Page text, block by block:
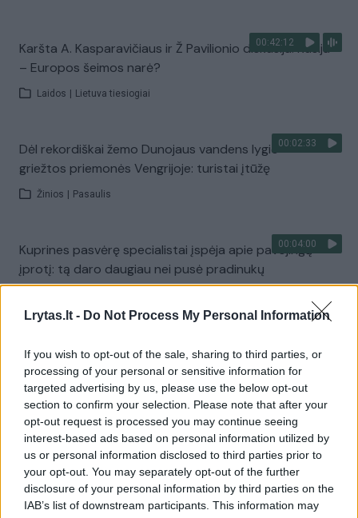
Lrytas.lt - Do Not Process My Personal Information
If you wish to opt-out of the sale, sharing to third parties, or
processing of your personal or sensitive information for
targeted advertising by us, please use the below opt-out
section to confirm your selection. Please note that after your
opt-out request is processed you may continue seeing
interest-based ads based on personal information utilized by
us or personal information disclosed to third parties prior to
your opt-out. You may separately opt-out of the further
disclosure of your personal information by third parties on the
IAB’s list of downstream participants. This information may
00:42:12
Karšta A. Kasparavičiaus ir Ž Pavilionio diskusija: Rusija
– Europos šeimos narė?
Laidos Lietuva tiesiogiai
00:02:33
Dėl rekordiškai žemo Dunojaus vandens lygio –
griežtos priemonės Vengrijoje: turistai įtūžę
Žinios Pasaulis
00:04:00
Kuprines pasvėrę specialistai įspėja apie pavojingą
įprotį: tą daro daugiau nei pusė pradinukų
Visi įrašai
Žiūrimiausi įrašai
00:00:30
Vaizdai iš tragiškos avarijos Vilniaus r.: dviejų moterų ir
vaiko gyvybių išgelbėti nepavyko